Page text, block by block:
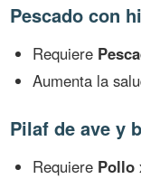
Pescado con
Requiere
Aumenta la
Pilaf de ave y
Requiere Pollo